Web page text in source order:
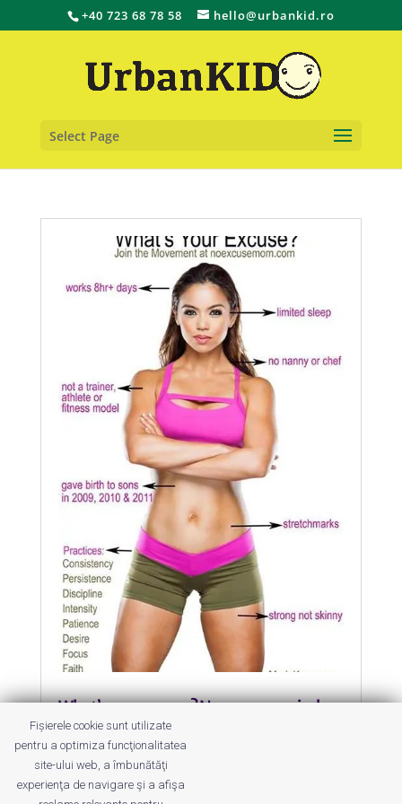
+40 723 68 78 58 hello@urbankid.ro
Select Page
What’s your excuse? Nu avem nevoie de
una…
byRoxana Jilăveanu|
De la sfaturi și susținere, la lucruri
Fișierele cookie sunt utilizate
pentru a optimiza funcţionalitatea
site-ului web, a îmbunătăţi
experienţa de navigare şi a afişa